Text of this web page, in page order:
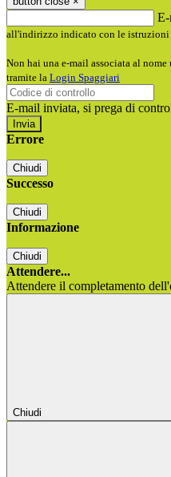
all'indirizzo indicato con le istruzioni
Non hai una e-mail associata al
tramite la Login Spaggiari
E-mail inviata, si prega di
Errore
Chiudi
Successo
Chiudi
Informazione
Chiudi
Attendere...
Attendere il completamento
Chiudi